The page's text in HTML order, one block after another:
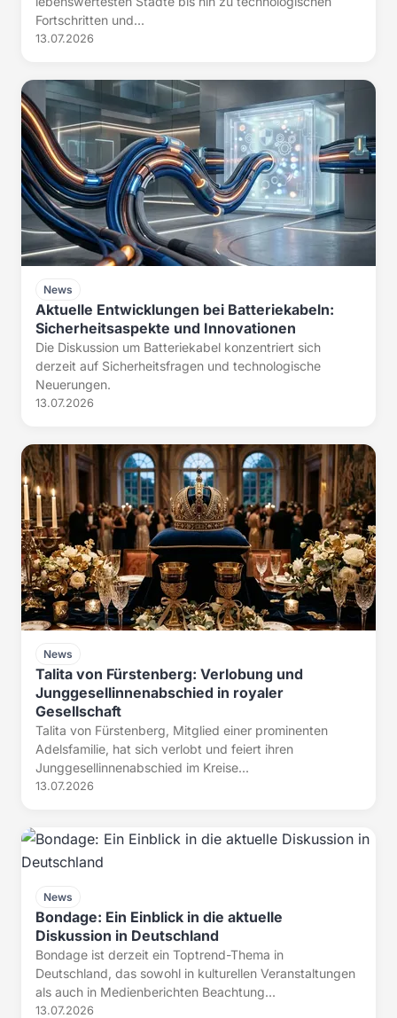
Fortschritten und...
13.07.2026
News
Aktuelle Entwicklungen bei Batteriekabeln:
Sicherheitsaspekte und Innovationen
Die Diskussion um Batteriekabel konzentriert sich
derzeit auf Sicherheitsfragen und technologische
Neuerungen.
13.07.2026
News
Talita von Fürstenberg: Verlobung und
Junggesellinnenabschied in royaler
Gesellschaft
Talita von Fürstenberg, Mitglied einer prominenten
Adelsfamilie, hat sich verlobt und feiert ihren
Junggesellinnenabschied im Kreise...
13.07.2026
News
Bondage: Ein Einblick in die aktuelle
Diskussion in Deutschland
Bondage ist derzeit ein Toptrend-Thema in
Deutschland, das sowohl in kulturellen Veranstaltungen
als auch in Medienberichten Beachtung...
13.07.2026